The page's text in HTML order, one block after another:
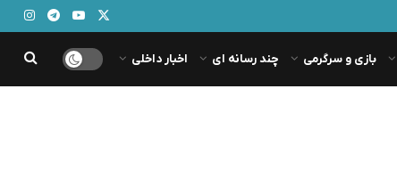
بازی و سرگرمی چند رسانه ای اخبار داخلی